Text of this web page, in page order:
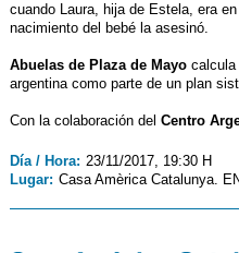
cuando Laura, hija de Estela, era
nacimiento del bebé la asesinó.
Abuelas de Plaza de Mayo calcula
argentina como parte de un plan
Con la colaboración del Centro
Día / Hora: 23/11/2017, 19:30 H
Lugar: Casa Amèrica Catalunya.